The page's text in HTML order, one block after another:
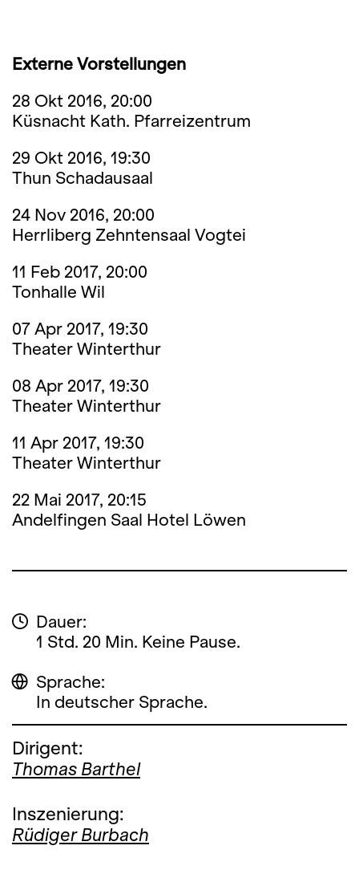
Externe Vorstellungen
28 Okt 2016, 20:00
Küsnacht Kath. Pfarreizentrum
29 Okt 2016, 19:30
Thun Schadausaal
24 Nov 2016, 20:00
Herrliberg Zehntensaal Vogtei
11 Feb 2017, 20:00
Tonhalle Wil
07 Apr 2017, 19:30
Theater Winterthur
08 Apr 2017, 19:30
Theater Winterthur
11 Apr 2017, 19:30
Theater Winterthur
22 Mai 2017, 20:15
Andelfingen Saal Hotel Löwen
Dauer:
1 Std. 20 Min. Keine Pause.
Sprache:
In deutscher Sprache.
Dirigent:
Thomas Barthel
Inszenierung:
Rüdiger Burbach